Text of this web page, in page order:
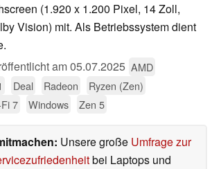
(1.920 x 1.200 Pixel, 14 Zoll,
Vision) mit. Als Betriebssystem dient
am05.07.2025 AMD
Deal Radeon
Ryzen (Zen)
7 Windows Zen 5
Unsere große Umfrage zur
bei Laptops und